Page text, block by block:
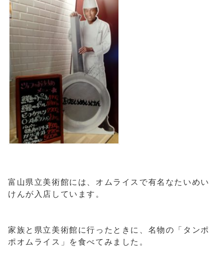
富山県立美術館には、オムライスで有名なたいめい
けんが入店しています。
家族と県立美術館に行ったときに、名物の「タンポ
ポオムライス」を食べてみました。